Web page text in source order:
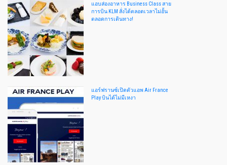
แอบส่องอาหาร Business Class สาย
การบิน KLM สั่งได้ตลอดเวลาไม่อั้น
ตลอดการเดินทาง!
แอร์ฟรานซ์เปิดตัวแอพ Air France
Play บินได้ไม่มีเหงา